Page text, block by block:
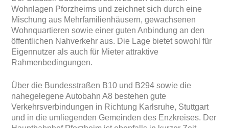
Wohnlagen Pforzheims und zeichnet sich durch eine
Mischung aus Mehrfamilienhäusern, gewachsenen
Wohnquartieren sowie einer guten Anbindung an den
öffentlichen Nahverkehr aus. Die Lage bietet sowohl für
Eigennutzer als auch für Mieter attraktive
Rahmenbedingungen.
Über die Bundesstraßen B10 und B294 sowie die
nahegelegene Autobahn A8 bestehen gute
Verkehrsverbindungen in Richtung Karlsruhe, Stuttgart
und in die umliegenden Gemeinden des Enzkreises. Der